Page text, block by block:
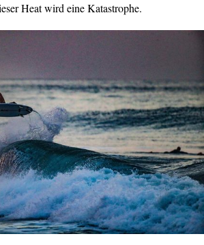
Heat wird eine Katastrophe.